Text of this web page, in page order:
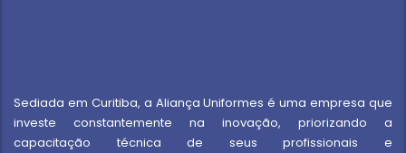
Sediada em Curitiba, a Aliança Uniformes é uma empresa que
investe constantemente na inovação, priorizando a
capacitação técnica de seus profissionais e